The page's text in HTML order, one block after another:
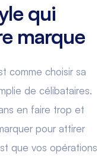
qui
marque
comme choisir sa
de célibataires.
en faire trop et
pour attirer
que vos opérations